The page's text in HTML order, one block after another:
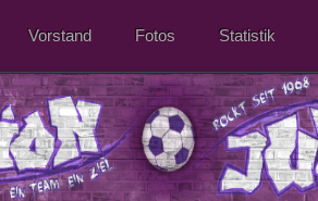
Vorstand Fotos Statistik